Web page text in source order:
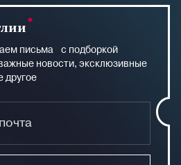
письма с подборкой
новости, эксклюзивные
другое